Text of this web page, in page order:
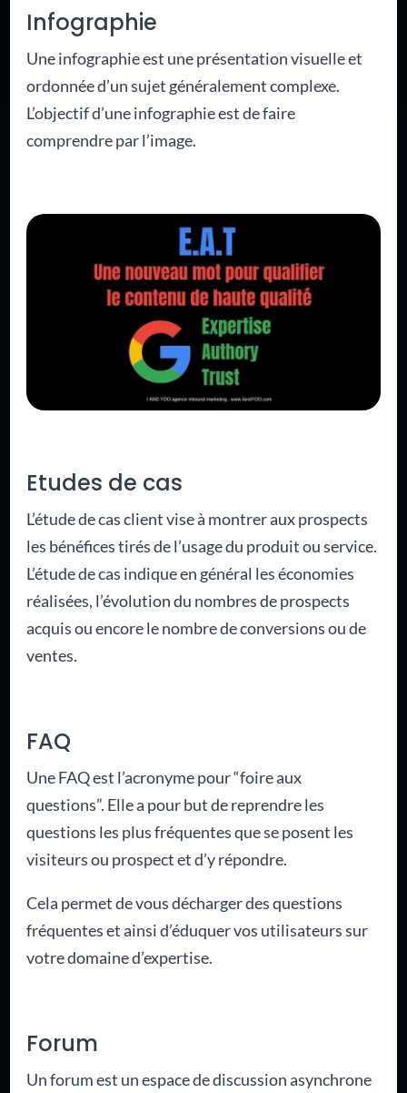
Infographie
Une infographie est une présentation visuelle et
ordonnée d’un sujet généralement complexe.
L’objectif d’une infographie est de faire
comprendre par l’image.
Etudes de cas
L’étude de cas client vise à montrer aux prospects
les bénéfices tirés de l’usage du produit ou service.
L’étude de cas indique en général les économies
réalisées, l’évolution du nombres de prospects
acquis ou encore le nombre de conversions ou de
ventes.
FAQ
Une FAQ est l’acronyme pour “foire aux
questions”. Elle a pour but de reprendre les
questions les plus fréquentes que se posent les
visiteurs ou prospect et d’y répondre.
Cela permet de vous décharger des questions
fréquentes et ainsi d’éduquer vos utilisateurs sur
votre domaine d’expertise.
Forum
Un forum est un espace de discussion asynchrone